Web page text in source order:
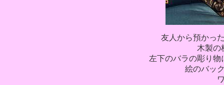
友人から預かっ
木製の
左下のバラの彫り
絵のバッ